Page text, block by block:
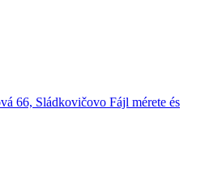
66, Sládkovičovo Fájl mérete és